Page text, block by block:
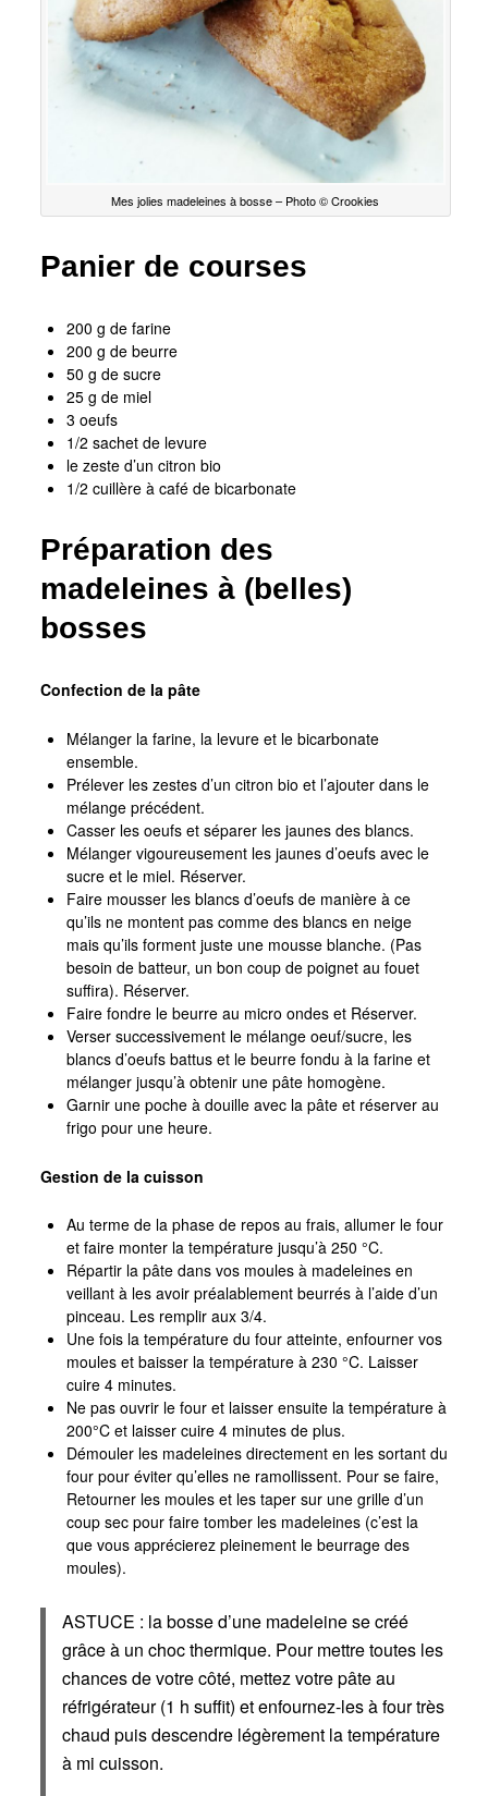
Mes jolies madeleines à bosse – Photo © Crookies
Panier de courses
200 g de farine
200 g de beurre
50 g de sucre
25 g de miel
3 oeufs
1/2 sachet de levure
le zeste d’un citron bio
1/2 cuillère à café de bicarbonate
Préparation des
madeleines à (belles)
bosses
Confection de la pâte
Mélanger la farine, la levure et le bicarbonate
ensemble.
Prélever les zestes d’un citron bio et l’ajouter dans le
mélange précédent.
Casser les oeufs et séparer les jaunes des blancs.
Mélanger vigoureusement les jaunes d’oeufs avec le
sucre et le miel. Réserver.
Faire mousser les blancs d’oeufs de manière à ce
qu’ils ne montent pas comme des blancs en neige
mais qu’ils forment juste une mousse blanche. (Pas
besoin de batteur, un bon coup de poignet au fouet
suffira). Réserver.
Faire fondre le beurre au micro ondes et Réserver.
Verser successivement le mélange oeuf/sucre, les
blancs d’oeufs battus et le beurre fondu à la farine et
mélanger jusqu’à obtenir une pâte homogène.
Garnir une poche à douille avec la pâte et réserver au
frigo pour une heure.
Gestion de la cuisson
Au terme de la phase de repos au frais, allumer le four
et faire monter la température jusqu’à 250 °C.
Répartir la pâte dans vos moules à madeleines en
veillant à les avoir préalablement beurrés à l’aide d’un
pinceau. Les remplir aux 3/4.
Une fois la température du four atteinte, enfourner vos
moules et baisser la température à 230 °C. Laisser
cuire 4 minutes.
Ne pas ouvrir le four et laisser ensuite la température à
200°C et laisser cuire 4 minutes de plus.
Démouler les madeleines directement en les sortant du
four pour éviter qu’elles ne ramollissent. Pour se faire,
Retourner les moules et les taper sur une grille d’un
coup sec pour faire tomber les madeleines (c’est la
que vous apprécierez pleinement le beurrage des
moules).
ASTUCE : la bosse d’une madeleine se créé
grâce à un choc thermique. Pour mettre toutes les
chances de votre côté, mettez votre pâte au
réfrigérateur (1 h suffit) et enfournez-les à four très
chaud puis descendre légèrement la température
à mi cuisson.